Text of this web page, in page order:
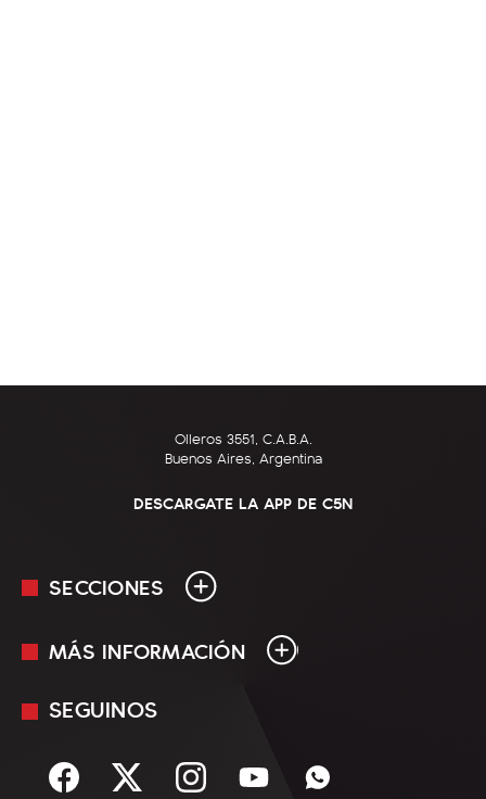
Olleros 3551, C.A.B.A.
Buenos Aires, Argentina
DESCARGATE LA APP DE C5N
SECCIONES
En Vivo
Sociedad
MÁS INFORMACIÓN
Mediakit
Términos y condiciones
SEGUINOS